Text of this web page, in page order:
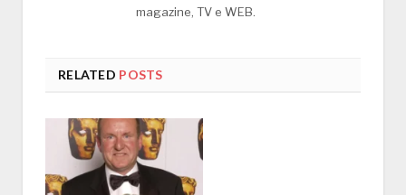
magazine, TV e WEB.
RELATED POSTS